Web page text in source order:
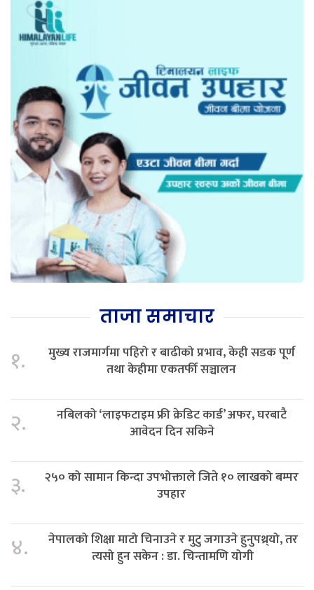
ताजा समाचार
१.
मुख्य राजमार्गमा पहिरो र बाढीको प्रभाव, केही सडक पूर्ण
तथा केहीमा एकतर्फी सञ्चालन
२.
नबिलको ‘लाइफटाइम फ्री क्रेडिट कार्ड’ अफर, घरबाटै
आवेदन दिन सकिने
३.
२५० को सामान किन्दा उपभोक्ताले जिते १० लाखको बम्पर
उपहार
४.
नेपालको शिक्षा माटो चिनाउने र मुटु जगाउने हुनुपथ्र्यो, तर
त्यसो हुन सकेन : डा. चिन्तामणि योगी